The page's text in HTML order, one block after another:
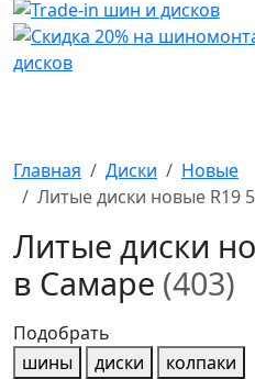
Главная Диски
Новые
Литые диски новые R19
Литые диски
в Самаре (403)
Подобрать
шины
диски
колпаки